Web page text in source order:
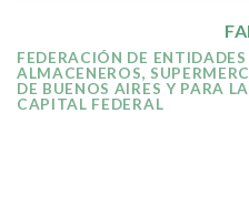
FEDERACIÓN DE
ALMACENEROS,
DE BUENOS AIRES Y PARA
CAPITAL FEDERAL